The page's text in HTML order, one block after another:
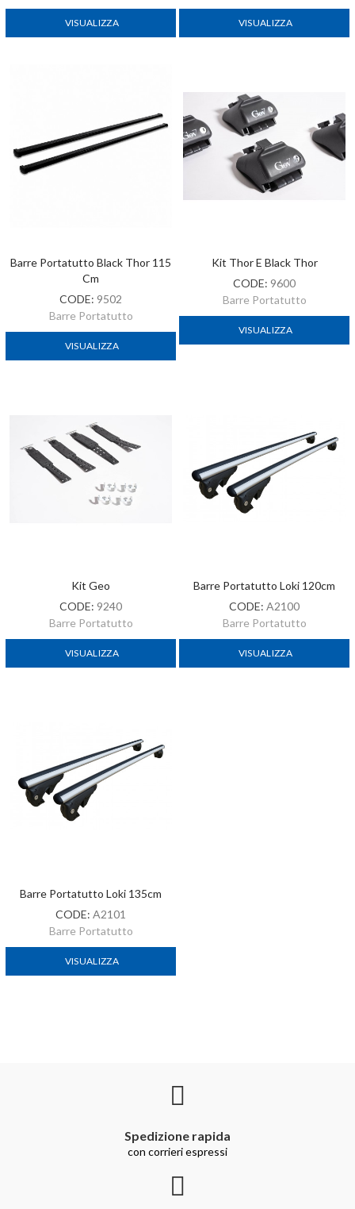
VISUALIZZA VISUALIZZA
Barre Portatutto Black Thor 115
Cm
CODE: 9502
Barre Portatutto
VISUALIZZA
Kit Thor E Black Thor
CODE: 9600
Barre Portatutto
VISUALIZZA
Kit Geo
CODE: 9240
Barre Portatutto
VISUALIZZA
Barre Portatutto Loki 120cm
CODE: A2100
Barre Portatutto
VISUALIZZA
Barre Portatutto Loki 135cm
CODE: A2101
Barre Portatutto
VISUALIZZA
Spedizione rapida
con corrieri espressi